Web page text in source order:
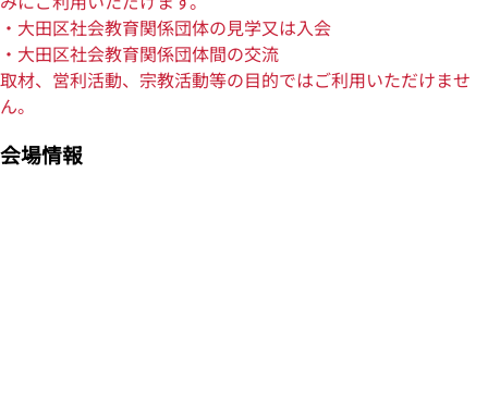
・大田区社会教育関係団体の見学又は入会
・大田区社会教育関係団体間の交流
取材、営利活動、宗教活動等の目的ではご利用いただけませ
ん。
会場情報